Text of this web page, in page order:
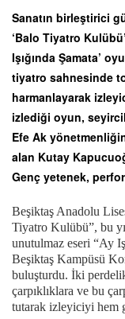
Sanatın birleştirici
‘Balo Tiyatro
Işığında Şamata’
tiyatro sahnesinde
harmanlayarak
izlediği oyun,
Efe Ak
alan Kutay
Genç yetenek,
Beşiktaş Anadolu
Tiyatro Kulübü”, bu
unutulmaz eseri “Ay
Beşiktaş Kampüsü
buluşturdu. İki
çarpıklıklara ve bu
tutarak izleyiciyi hem